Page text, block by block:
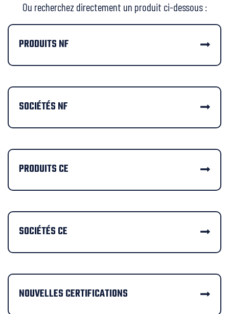
Ou recherchez directement un produit ci-dessous :
PRODUITS NF
SOCIÉTÉS NF
PRODUITS CE
SOCIÉTÉS CE
NOUVELLES CERTIFICATIONS